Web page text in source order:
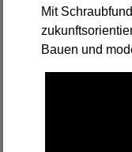
Mit
Bauen und